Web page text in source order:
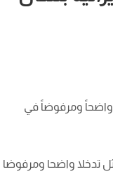
واضحاً ومرفوضاً في
تدخلا واضحا ومرفوضا